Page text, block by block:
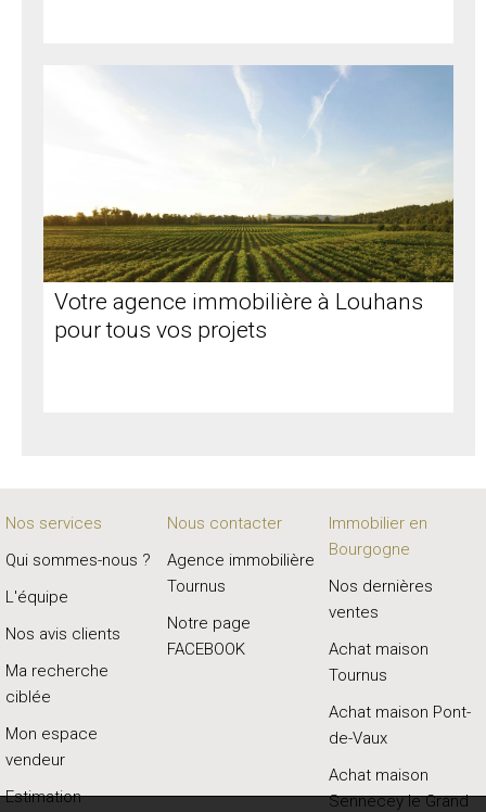
Votre agence immobilière à Louhans
pour tous vos projets
Nos services
Qui sommes-nous ?
L'équipe
Nos avis clients
Ma recherche
ciblée
Mon espace
vendeur
Estimation
Nous contacter
Agence immobilière
Tournus
Notre page
FACEBOOK
Immobilier en
Bourgogne
Nos dernières
ventes
Achat maison
Tournus
Achat maison Pont-
de-Vaux
Achat maison
Sennecey le Grand